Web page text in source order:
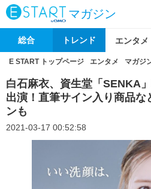
マガジン
総合 トレンド エンタメ
E START トップページ エンタメ マガジ
白石麻衣、資生堂「SENKA
出演！直筆サイン入り商品な
ンも
2021-03-17 00:52:58